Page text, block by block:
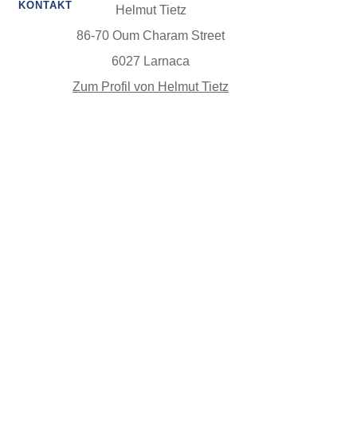
KONTAKT
Helmut Tietz
86-70 Oum Charam Street
6027 Larnaca
Zum Profil von Helmut Tietz